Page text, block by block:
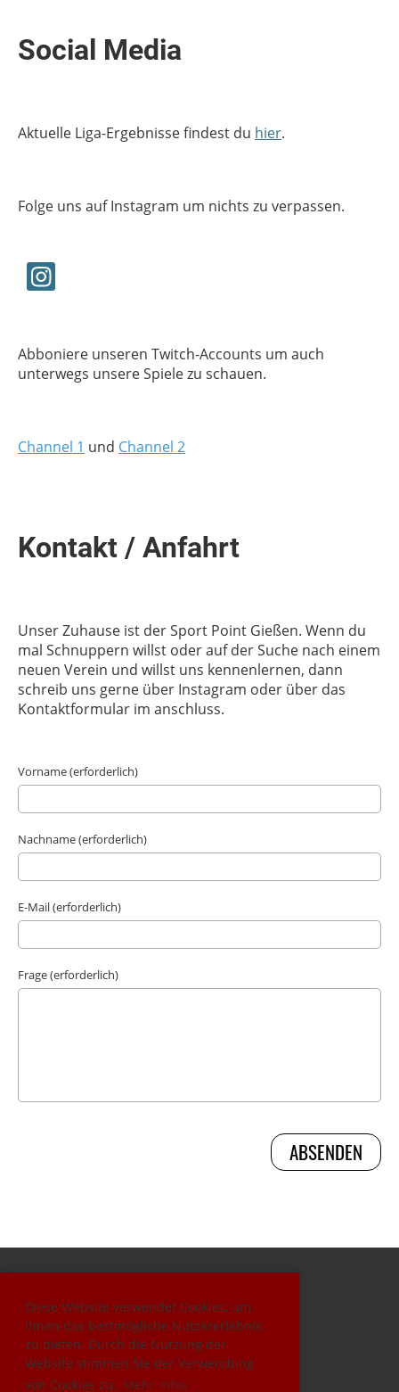
Diese Website verwendet Cookies, um
Ihnen das bestmögliche Nutzererlebnis
zu bieten. Durch die Nutzung der
Website stimmen Sie der Verwendung
von Cookies zu. Mehr Infos
Social Media
Aktuelle Liga-Ergebnisse findest du hier.
Folge uns auf Instagram um nichts zu verpassen.
Abboniere unseren Twitch-Accounts um auch
unterwegs unsere Spiele zu schauen.
Channel 1 und Channel 2
Kontakt / Anfahrt
Unser Zuhause ist der Sport Point Gießen. Wenn du
mal Schnuppern willst oder auf der Suche nach einem
neuen Verein und willst uns kennenlernen, dann
schreib uns gerne über Instagram oder über das
Kontaktformular im anschluss.
Vorname (erforderlich)
Nachname (erforderlich)
E-Mail (erforderlich)
Frage (erforderlich)
© Squash Club Gießen
Erstellt mit ClubDesk Vereinssoftware